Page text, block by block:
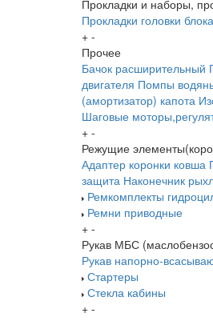
Прокладки и наборы,
Прокладки головки блока
+ -
Прочее
Бачок расширительный
двигателя Помпы
(амортизатор) капота
Шаговые
+ -
Режущие
Адаптер коронки ковша
защита Наконечник
Ремкомплекты
Ремни приводные
+ -
Рукав МБС
Рукав напорно-
Стартеры
Стекла кабины
+ -